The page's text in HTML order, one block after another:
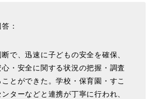
：
で、迅速に子どもの安全を確保、
・安全に関する状況の把握・調査
とができた。学校・保育園・すこ
ターなどと連携が丁寧に行われ、